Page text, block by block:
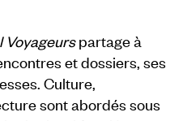
Voyageurspartage à
et dossiers, ses
Culture,
sont abordés sous